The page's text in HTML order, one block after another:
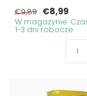
€9,89 €8,99
W magazynie.
1-3 dni robocze